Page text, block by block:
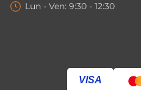
Lun - Ven: 9:30 - 12:30
VISA